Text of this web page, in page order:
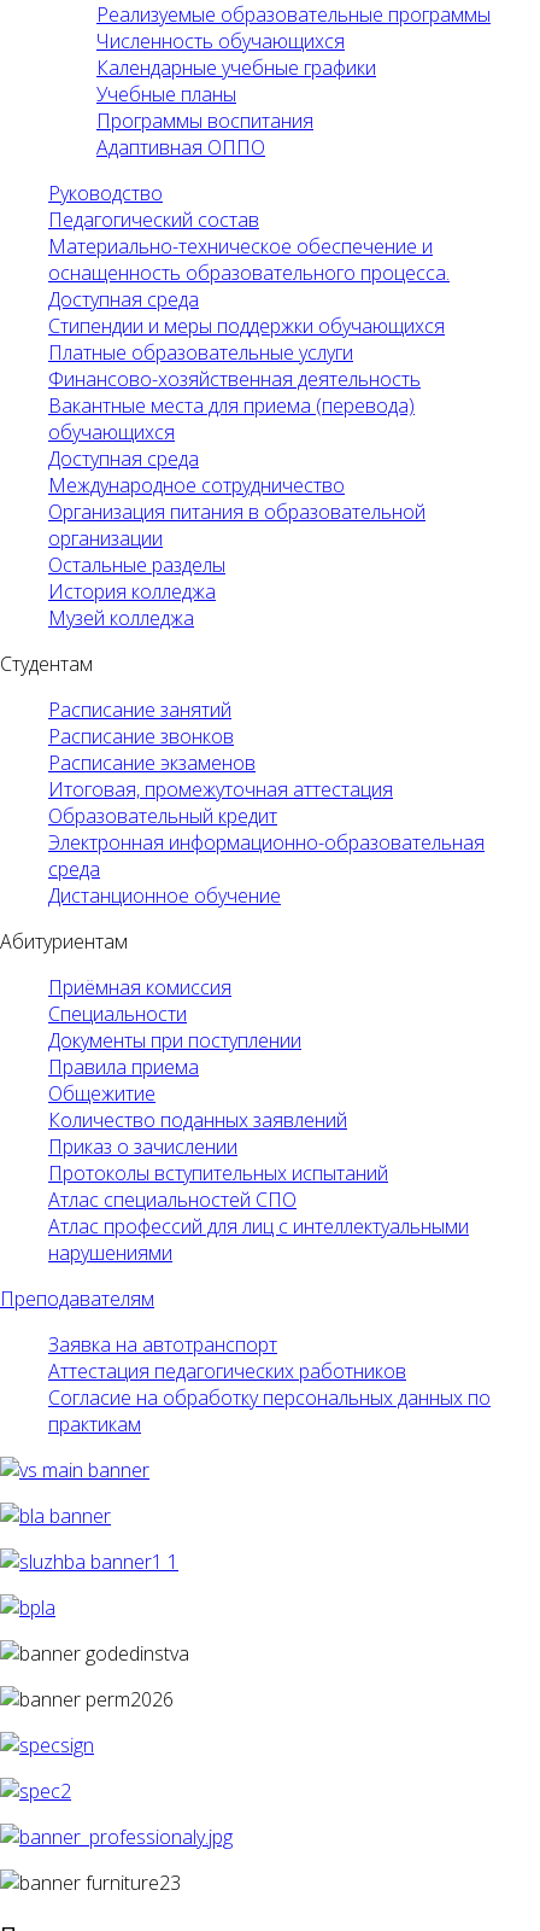
Реализуемые образовательные программы
Численность обучающихся
Календарные учебные графики
Учебные планы
Программы воспитания
Адаптивная ОППО
Руководство
Педагогический состав
Материально-техническое обеспечение и
оснащенность образовательного процесса.
Доступная среда
Стипендии и меры поддержки обучающихся
Платные образовательные услуги
Финансово-хозяйственная деятельность
Вакантные места для приема (перевода)
обучающихся
Доступная среда
Международное сотрудничество
Организация питания в образовательной
организации
Остальные разделы
История колледжа
Музей колледжа
Студентам
Расписание занятий
Расписание звонков
Расписание экзаменов
Итоговая, промежуточная аттестация
Образовательный кредит
Электронная информационно-образовательная
среда
Дистанционное обучение
Абитуриентам
Приёмная комиссия
Специальности
Документы при поступлении
Правила приема
Общежитие
Количество поданных заявлений
Приказ о зачислении
Протоколы вступительных испытаний
Атлас специальностей СПО
Атлас профессий для лиц с интеллектуальными
нарушениями
Преподавателям
Заявка на автотранспорт
Аттестация педагогических работников
Согласие на обработку персональных данных по
практикам